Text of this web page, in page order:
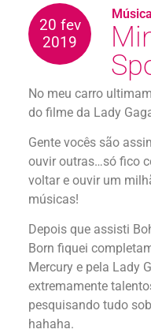
20 fev
2019
No meu carro
do filme da Lady
Gente vocês são
ouvir outras…só fico
voltar e ouvir um
músicas!
Depois que assisti
Born fiquei
Mercury e pela Lady
extremamente
pesquisando tudo
hahaha.